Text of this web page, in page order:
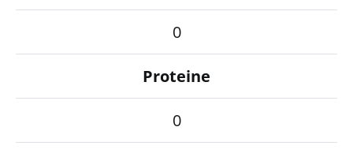
0
Proteine
0